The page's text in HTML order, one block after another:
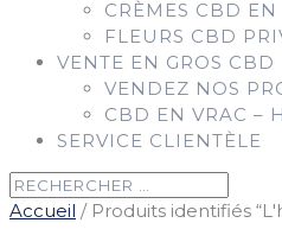
CRÈMES CBD
FLEURS CBD
VENTE EN GROS CBD
VENDEZ NOS
CBD EN VRAC –
SERVICE CLIENTÈLE
Accueil / Produits identifiés